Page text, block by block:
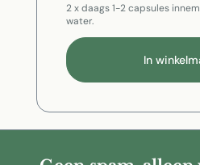
2 x daags 1-2 capsules
water.
In